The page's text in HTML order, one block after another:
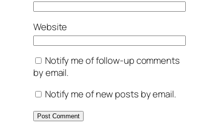
Website
Notify me of follow-up comments
by email.
Notify me of new posts by email.